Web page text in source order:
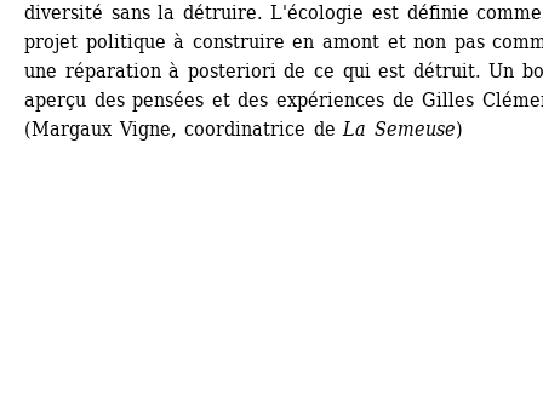
diversité sans la détruire. L'écologie est définie
projet politique à construire en amont et non pas
une réparation à posteriori de ce qui est détruit. Un
aperçu des pensées et des expériences de Gilles
(Margaux Vigne, coordinatrice de La Semeuse)